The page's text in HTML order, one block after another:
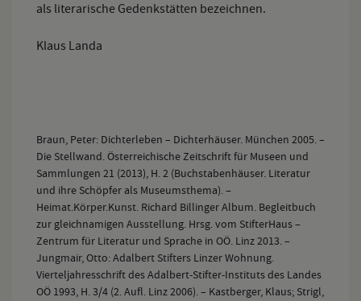
als literarische Gedenkstätten bezeichnen.
Klaus Landa
Braun, Peter: Dichterleben – Dichterhäuser. München 2005. –
Die Stellwand. Österreichische Zeitschrift für Museen und
Sammlungen 21 (2013), H. 2 (Buchstabenhäuser. Literatur
und ihre Schöpfer als Museumsthema). –
Heimat.Körper.Kunst. Richard Billinger Album. Begleitbuch
zur gleichnamigen Ausstellung. Hrsg. vom StifterHaus –
Zentrum für Literatur und Sprache in OÖ. Linz 2013. –
Jungmair, Otto: Adalbert Stifters Linzer Wohnung.
Vierteljahresschrift des Adalbert-Stifter-Instituts des Landes
OÖ 1993, H. 3/4 (2. Aufl. Linz 2006). – Kastberger, Klaus; Strigl,